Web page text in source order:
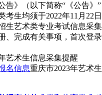
告》（以下简称“《公告》”
考生均须于2022年11月22
生艺术类专业考试信息采
、完成有关事项，首次登
名信息重庆市2023年艺术